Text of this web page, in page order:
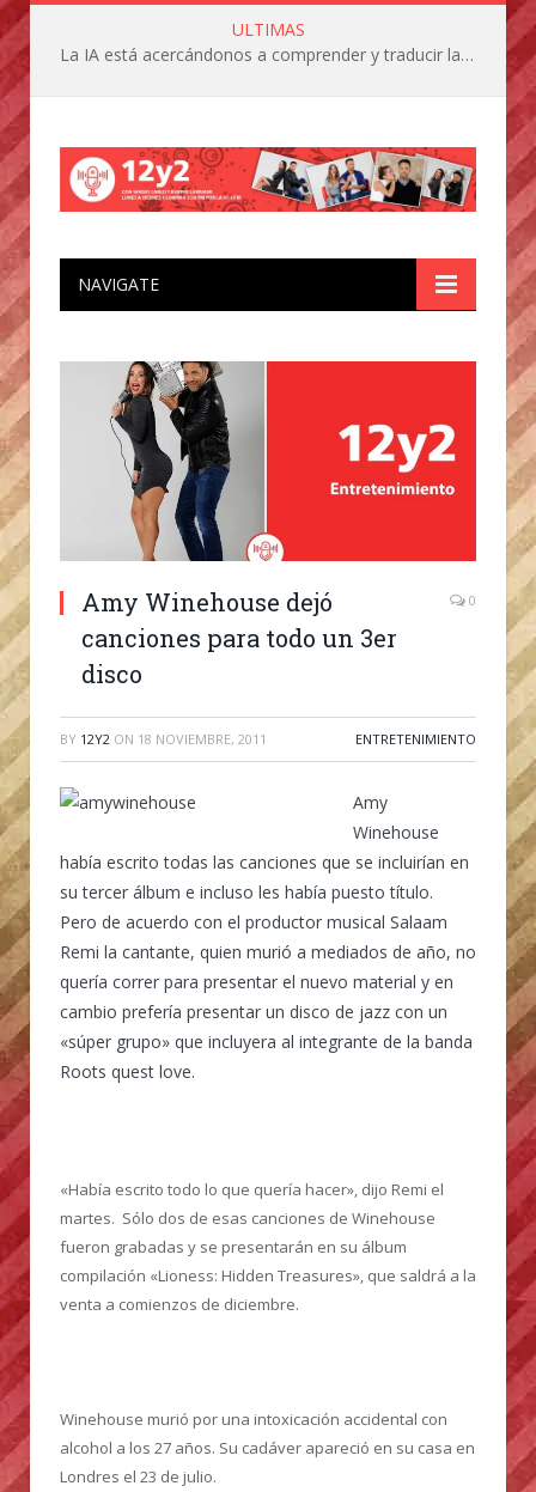
ULTIMAS
La IA está acercándonos a comprender y traducir las vocalizaciones y comportamientos de nuestras mascotas
NAVIGATE
Amy Winehouse dejó
canciones para todo un 3er
disco
0
BY 12Y2 ON 18 NOVIEMBRE, 2011 ENTRETENIMIENTO
Amy
Winehouse
había escrito todas las canciones que se incluirían en
su tercer álbum e incluso les había puesto título.
Pero de acuerdo con el productor musical Salaam
Remi la cantante, quien murió a mediados de año, no
quería correr para presentar el nuevo material y en
cambio prefería presentar un disco de jazz con un
«súper grupo» que incluyera al integrante de la banda
Roots quest love.
«Había escrito todo lo que quería hacer», dijo Remi el
martes. Sólo dos de esas canciones de Winehouse
fueron grabadas y se presentarán en su álbum
compilación «Lioness: Hidden Treasures», que saldrá a la
venta a comienzos de diciembre.
Winehouse murió por una intoxicación accidental con
alcohol a los 27 años. Su cadáver apareció en su casa en
Londres el 23 de julio.